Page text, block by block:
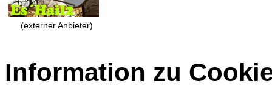
(externer Anbieter)
Information zu